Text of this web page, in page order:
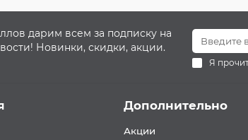
дарим всем за подписку на
Новинки, скидки, акции.
Я
Дополнительно
Акции